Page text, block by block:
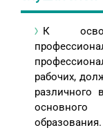
К
рабочих,
различного
образования.